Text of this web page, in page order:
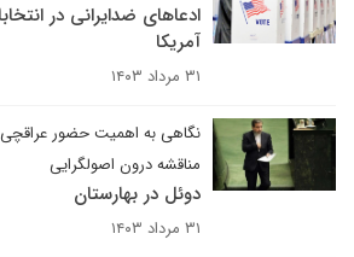
ادعاهای ضدایرانی در
آمریکا
۳۱ مرداد ۱۴۰۳
نگاهی به اهمیت حضور عراقچی
مناقشه درون اصولگرایی
دوئل در بهارستان
۳۱ مرداد ۱۴۰۳